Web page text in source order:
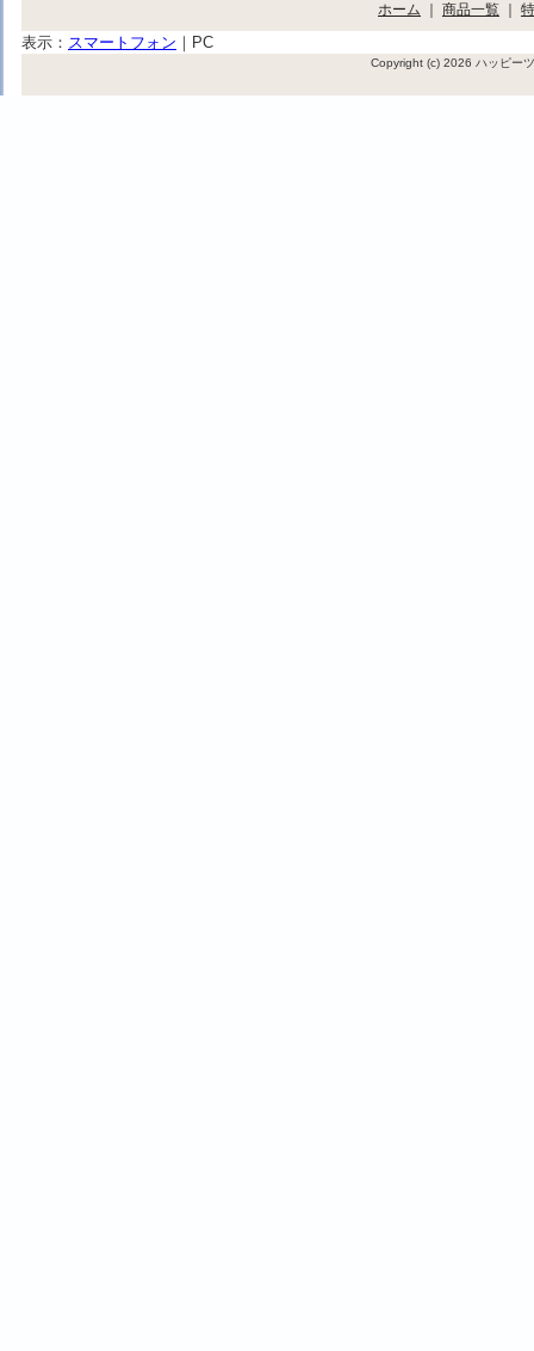
ホーム ｜ 商品一覧 ｜
表示： スマートフォン ｜ PC
Copyright (c) 2026 ハッピー